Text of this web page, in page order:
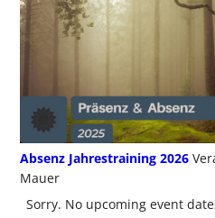
Absenz Jahrestraining 2026
Mauer
Sorry. No upcoming event